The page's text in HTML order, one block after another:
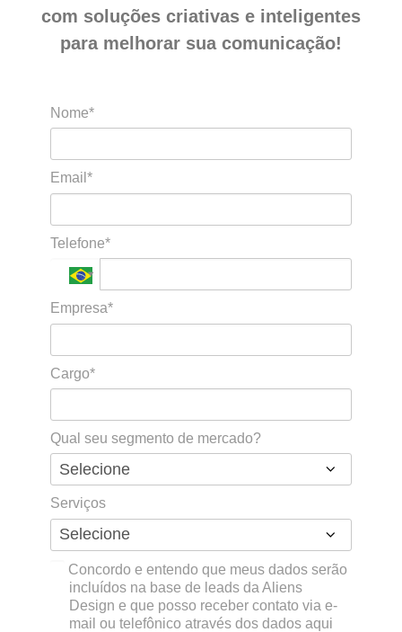
com soluções criativas e inteligentes
para melhorar sua comunicação!
Nome*
Email*
Telefone*
Empresa*
Cargo*
Qual seu segmento de mercado?
Serviços
Concordo e entendo que meus dados serão
incluídos na base de leads da Aliens
Design e que posso receber contato via e-
mail ou telefônico através dos dados aqui